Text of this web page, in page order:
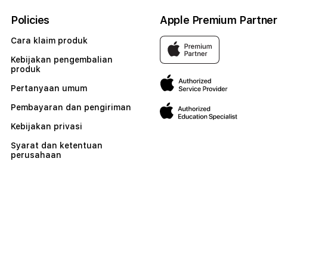
Policies
Cara klaim produk
Kebijakan pengembalian
produk
Pertanyaan umum
Pembayaran dan pengiriman
Kebijakan privasi
Syarat dan ketentuan
perusahaan
Apple Premium Partner